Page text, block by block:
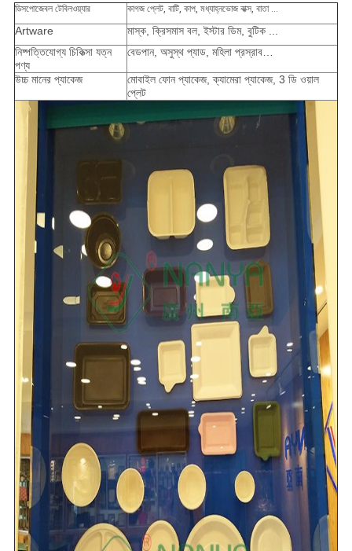
ডিসপোজেবল টেবিলওয়্যার কাগজ প্লেট, বাটি, কাপ, মধ্যাহ্নভোজ বাক্স, বাতা ...
Artware
মাস্ক, ক্রিসমাস বল, ইস্টার ডিম, বুটিক ...
নিষ্পত্তিযোগ্য চিকিত্সা যত্ন
পণ্য
বেডপান, অসুস্থ প্যাড, মহিলা প্রস্রাব…
উচ্চ মানের প্যাকেজ
মোবাইল ফোন প্যাকেজ, ক্যামেরা প্যাকেজ, 3 ডি ওয়াল
প্লেট